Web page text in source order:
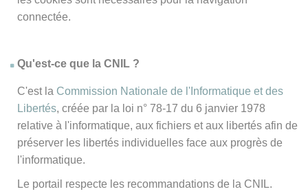
connectée.
Qu'est-ce que la CNIL ?
C'est la Commission Nationale de l'Informatique et des
Libertés, créée par la loi n° 78-17 du 6 janvier 1978
relative à l'informatique, aux fichiers et aux libertés afin de
préserver les libertés individuelles face aux progrès de
l'informatique.
Le portail respecte les recommandations de la CNIL.